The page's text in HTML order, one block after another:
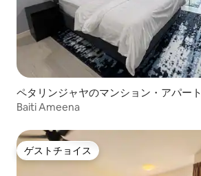
ペタリンジャヤのマンション・アパート
Baiti Ameena
ゲストチョイス
ゲストチョイス